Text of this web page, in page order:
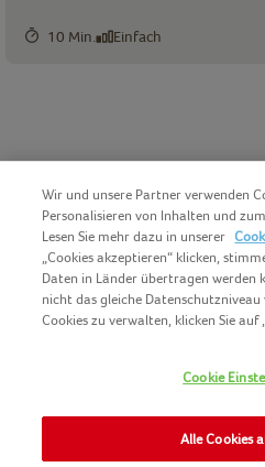
10 Min. Einfach
COOKIE-
NOMAD
Wir und unsere Partner verwenden
Personalisieren von Inhalten und
Lesen Sie mehr dazu in unserer
„Cookies akzeptieren“ klicken,
Daten in Länder übertragen werden
nicht das gleiche Datenschutzniveau
Cookies zu verwalten, klicken Sie auf
Cookie
Alle Cookies